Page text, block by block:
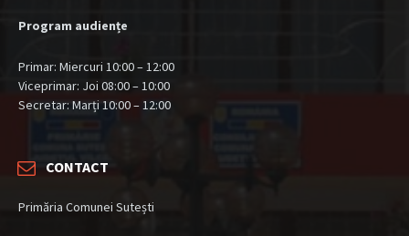
Program audiențe
Primar: Miercuri 10:00 – 12:00
Viceprimar: Joi 08:00 – 10:00
Secretar: Marți 10:00 – 12:00
CONTACT
Primăria Comunei Sutești